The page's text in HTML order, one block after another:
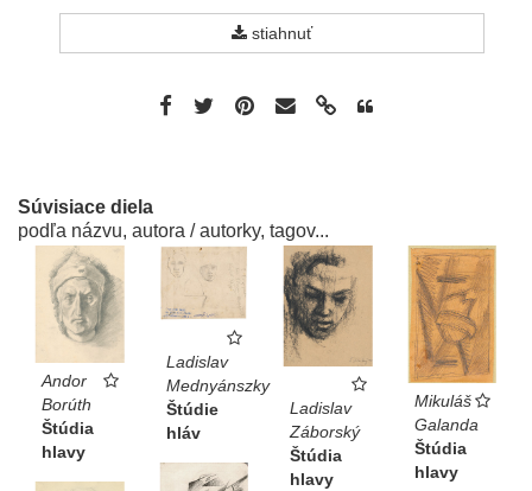
stiahnuť
Súvisiace diela
podľa názvu, autora / autorky, tagov...
Andor
Borúth
Štúdia
hlavy
Ladislav
Mednyánszky
Štúdie
hláv
Ladislav
Záborský
Štúdia
hlavy
Mikuláš
Galanda
Štúdia
hlavy